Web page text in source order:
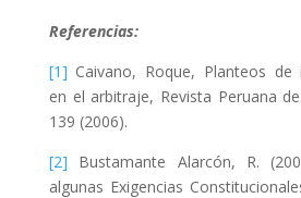
Referencias:
[1] Caivano, Roque, Planteos de
en el arbitraje, Revista Peruana
139 (2006).
[2] Bustamante Alarcón, R.
algunas Exigencias